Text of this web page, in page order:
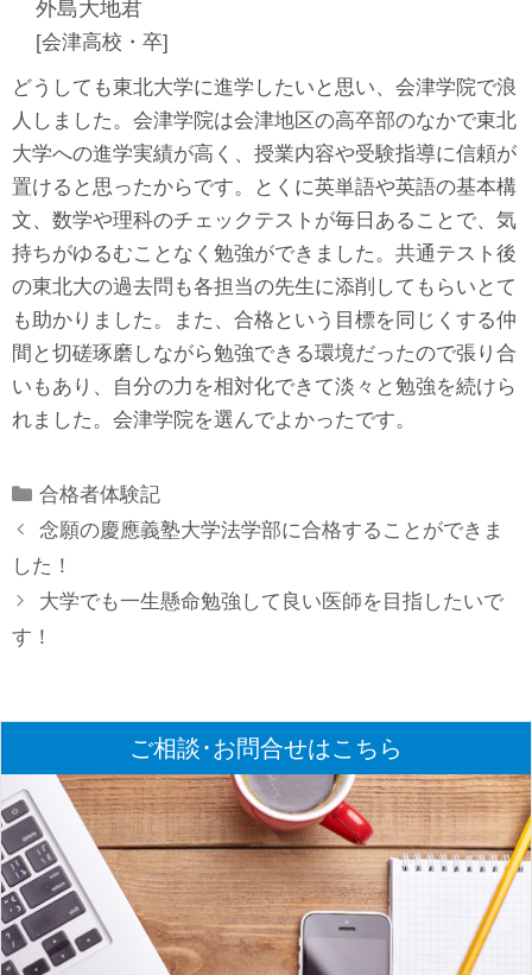
外島大地君
[会津高校・卒]
どうしても東北大学に進学したいと思い、会津学院で浪
人しました。会津学院は会津地区の高卒部のなかで東北
大学への進学実績が高く、授業内容や受験指導に信頼が
置けると思ったからです。とくに英単語や英語の基本構
文、数学や理科のチェックテストが毎日あることで、気
持ちがゆるむことなく勉強ができました。共通テスト後
の東北大の過去問も各担当の先生に添削してもらいとて
も助かりました。また、合格という目標を同じくする仲
間と切磋琢磨しながら勉強できる環境だったので張り合
いもあり、自分の力を相対化できて淡々と勉強を続けら
れました。会津学院を選んでよかったです。
Categories
合格者体験記
念願の慶應義塾大学法学部に合格することができま
した！
大学でも一生懸命勉強して良い医師を目指したいで
す！
ご相談･お問合せはこちら